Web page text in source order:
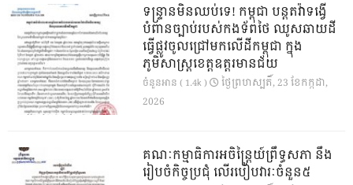
ទន្ទ្រានមិនឈប់ទេ! កម្ពុជា បន្តតវ៉ាទង្វើ
បំពានច្បាប់របស់កងទ័ពថៃ ឈូសឆាយដី
ធ្វើផ្លូវចូលជ្រៅមកលើដីកម្ពុជា ក្នុង
ភូមិសាស្ត្រខេត្តឧត្តរមានជ័យ
ចំនួនអាន ( 1.4k )
ថ្ងៃ​ព្រហស្បតិ៍, 23 ខែ​កក្កដា,
2026
គណៈកម្មាធិការអចិន្ត្រៃយ៍ព្រឹទ្ធសភា នឹង
រៀបចំកិច្ចប្រជុំ លើរបៀបវារៈចំនួន៥